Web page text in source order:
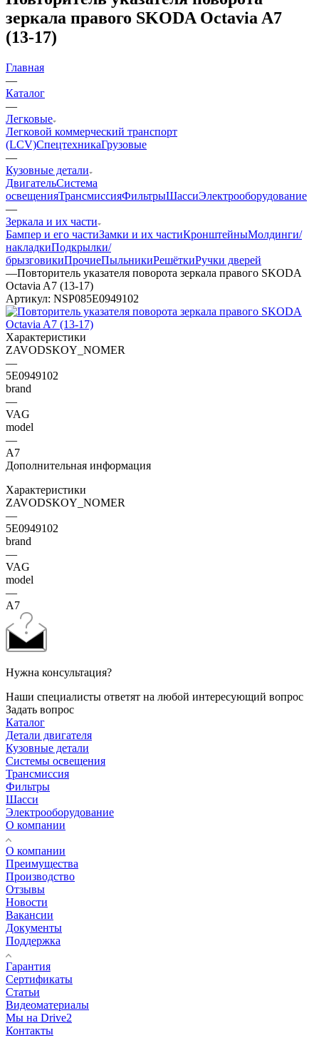
зеркала правого SKODA Octavia A7
(13-17)
Главная
—
Каталог
—
Легковые
Легковой коммерческий транспорт
(LCV)СпецтехникаГрузовые
—
Кузовные детали
ДвигательСистема
освещенияТрансмиссияФильтрыШассиЭлектрооборудование
—
Зеркала и их части
Бампер и его частиЗамки и их частиКронштейныМолдинги/
накладкиПодкрылки/
брызговикиПрочиеПыльникиРешёткиРучки дверей
—Повторитель указателя поворота зеркала правого SKODA
Octavia A7 (13-17)
Артикул: NSP085E0949102
Характеристики
ZAVODSKOY_NOMER
—
5E0949102
brand
—
VAG
model
—
A7
Дополнительная информация
Характеристики
ZAVODSKOY_NOMER
—
5E0949102
brand
—
VAG
model
—
A7
Нужна консультация?
Наши специалисты ответят на любой интересующий вопрос
Задать вопрос
Каталог
Детали двигателя
Кузовные детали
Системы освещения
Трансмиссия
Фильтры
Шасси
Электрооборудование
О компании
О компании
Преимущества
Производство
Отзывы
Новости
Вакансии
Документы
Поддержка
Гарантия
Сертификаты
Статьи
Видеоматериалы
Мы на Drive2
Контакты